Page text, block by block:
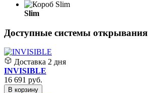
Slim
Доступные системы открывания
Доставка 2 дня
INVISIBLE
16 691 руб.
В корзину